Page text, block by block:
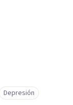
Depresión